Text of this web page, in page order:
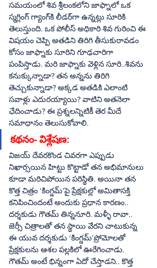
సమయంలో శివ శ్రీలంకలోని జాఫ్నాలో ఒక
స్మగ్లింగ్‌ గ్యాంగ్‌కి లీడర్‌గా ఉన్నట్లు సూరికి
తెలుస్తుంది. ఒక పోలీస్‌ అధికారి శివ గురించి ఈ
విషయం చెప్పి అతడిని తిరిగి తీసుకురావడం
కోసం జాఫ్నాకు సూరిని గూఢచారిగా
పంపిస్తాడు. మరి జాఫ్నాకు వెళ్లిన సూరి..శివను
కనుక్కున్నాడా? తన అన్నను తిరిగి
తెచ్చుకున్నాడా? అక్కడ అతడికి ఎలాంటి
సవాళ్లు ఎదురయ్యాయి? వాటిని అతనెలా
ఛేదించాడు? ఈ ప్రశ్నలన్నిటికీ తెర మీదే
సమాధానం తెలుసుకోవాలి.
కథనం- విశ్లేషణ:
విజయ్‌ దేవరకొండ చివరగా ఎప్పుడు
నిఖార్సయిన హిట్టు కొట్టాడో తన అభిమానులు
కూడా మరిచిపోయిన పరిస్థితి. అయినా తన
కొత్త చిత్రం ‘కింగ్డమ్‌’పై ప్రేక్షకుల్లో అమితాసక్తి
కనిపించిందంటే అందుకు ప్రధాన కారణం..
దర్శకుడు గౌతమ్‌ తిన్ననూరి. మళ్ళీ రావా..
జెర్సీ చిత్రాలతో తన స్థాయి వేరని చాటుకున్న
ఈ యువ దర్శకుడు ‘కింగ్డమ్‌’ప్రోమోలతో
ప్రేక్షకులను ఆశల పల్లకిలో ఊరేగించాడు.
గౌతమ్‌ అంటే భిన్నంగా ఏదో చేస్తాడని.. కొత్త